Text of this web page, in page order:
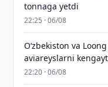
tonnaga yetdi
22:25 · 06/08
Oʻzbekiston va
aviareyslarni
22:20 · 06/08